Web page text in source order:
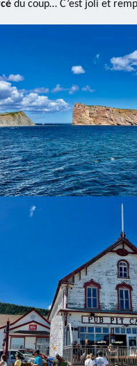
du coup… C’est joli et